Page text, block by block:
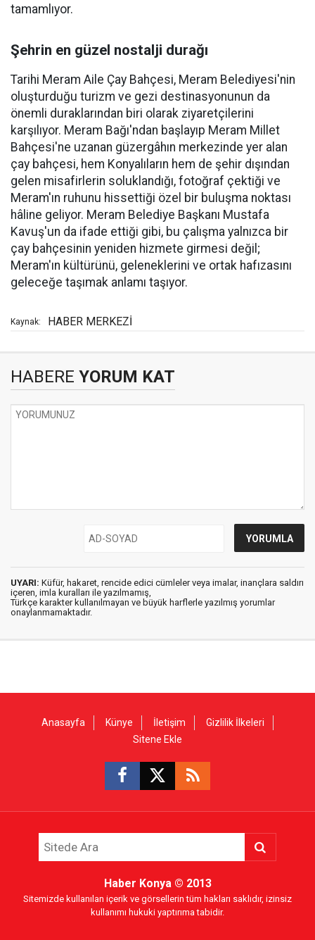
tamamlıyor.
Şehrin en güzel nostalji durağı
Tarihi Meram Aile Çay Bahçesi, Meram Belediyesi'nin
oluşturduğu turizm ve gezi destinasyonunun da
önemli duraklarından biri olarak ziyaretçilerini
karşılıyor. Meram Bağı'ndan başlayıp Meram Millet
Bahçesi'ne uzanan güzergâhın merkezinde yer alan
çay bahçesi, hem Konyalıların hem de şehir dışından
gelen misafirlerin soluklandığı, fotoğraf çektiği ve
Meram'ın ruhunu hissettiği özel bir buluşma noktası
hâline geliyor. Meram Belediye Başkanı Mustafa
Kavuş'un da ifade ettiği gibi, bu çalışma yalnızca bir
çay bahçesinin yeniden hizmete girmesi değil;
Meram'ın kültürünü, geleneklerini ve ortak hafızasını
geleceğe taşımak anlamı taşıyor.
Kaynak: HABER MERKEZİ
HABERE YORUM KAT
UYARI: Küfür, hakaret, rencide edici cümleler veya imalar, inançlara saldırı
içeren, imla kuralları ile yazılmamış,
Türkçe karakter kullanılmayan ve büyük harflerle yazılmış yorumlar
onaylanmamaktadır.
Anasayfa Künye İletişim
Gizlilik İlkeleri
Sitene Ekle
Haber Konya© 2013
Sitemizde kullanılan içerik ve görsellerin tüm hakları saklıdır, izinsiz
kullanımı hukuki yaptırıma tabidir.